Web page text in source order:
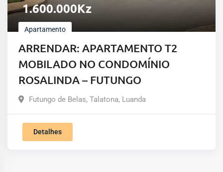
1.600.000Kz
Apartamento
ARRENDAR: APARTAMENTO T2
MOBILADO NO CONDOMÍNIO
ROSALINDA – FUTUNGO
Futungo de Belas, Talatona, Luanda
Detalhes